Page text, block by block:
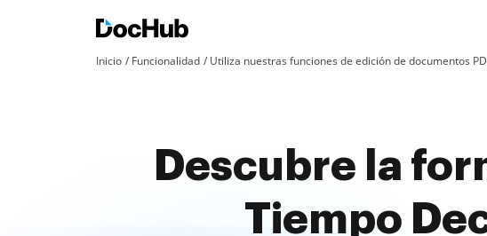
Inicio Funcionalidad Utiliza nuestras funciones de edición de documentos
Descubre la
Tiempo